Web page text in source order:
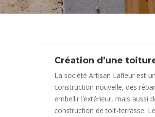
Création d’une
La société Artisan Lafleur est
construction nouvelle, des
embellir l’extérieur, mais aussi
construction de toit-terrasse.